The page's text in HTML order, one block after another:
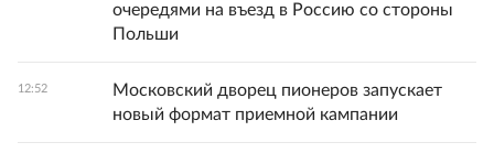
очередями на въезд в Россию со стороны
Польши
12:52
Московский дворец пионеров запускает
новый формат приемной кампании